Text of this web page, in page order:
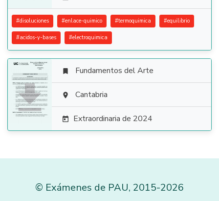
#disoluciones #enlace-quimico #termoquimica #equilibrio
#acidos-y-bases #electroquimica

 Fundamentos del Arte
 Cantabria
 Extraordinaria de 2024
© Exámenes de PAU, 2015-2026